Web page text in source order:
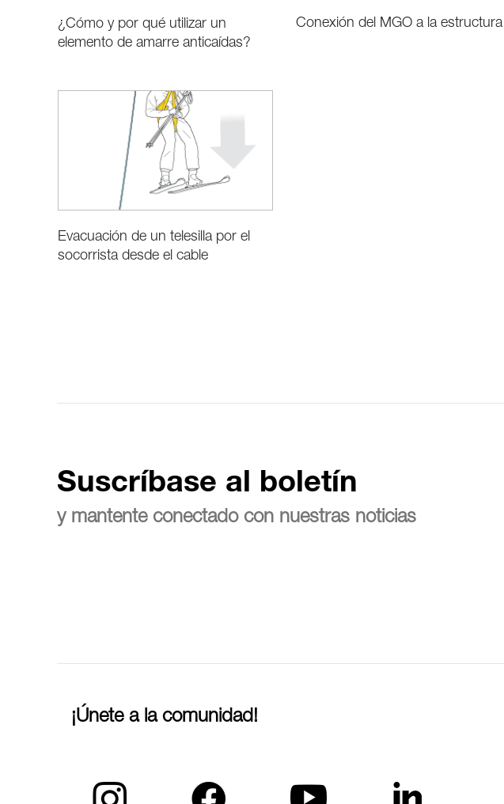
¿Cómo y por qué utilizar un
elemento de amarre anticaídas?
Conexión del MGO a la estructura
Evacuación de un telesilla por el
socorrista desde el cable
Suscríbase al boletín
y mantente conectado con nuestras noticias
¡Únete a la comunidad!